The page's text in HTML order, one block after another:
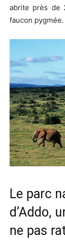
abrite près de
faucon pygmée.
Le parc
d’Addo,
ne pas